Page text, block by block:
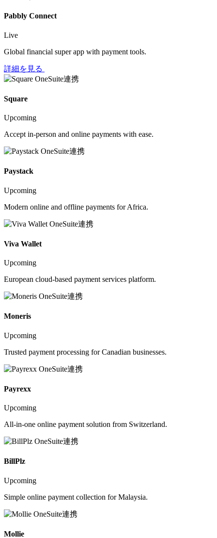
Pabbly Connect
Live
Global financial super app with payment tools.
詳細を見る
Square
Upcoming
Accept in-person and online payments with ease.
Paystack
Upcoming
Modern online and offline payments for Africa.
Viva Wallet
Upcoming
European cloud-based payment services platform.
Moneris
Upcoming
Trusted payment processing for Canadian businesses.
Payrexx
Upcoming
All-in-one online payment solution from Switzerland.
BillPlz
Upcoming
Simple online payment collection for Malaysia.
Mollie